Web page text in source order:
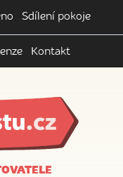
Sdílení pokoje
Kontakt